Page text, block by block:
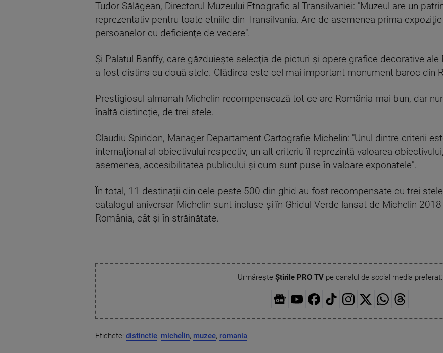
Tudor Sălăgean, Directorul Muzeului Etnografic al Transilvaniei: "Muzeul are un
reprezentativ pentru toate etniile din Transilvania. Are de asemenea prima
persoanelor cu deficienţe de vedere".
Şi Palatul Banffy, care găzduieşte selecţia de picturi şi opere grafice decorative ale
a fost distins cu două stele. Clădirea este cel mai important monument baroc din
Prestigiosul almanah Michelin recompensează tot ce are România mai bun, dar
înaltă distincție, de trei stele.
Claudiu Spiridon, Manager Departament Cartografie Michelin: "Unul dintre criterii
internaţional al obiectivului respectiv, un alt criteriu îl reprezintă valoarea
asemenea, accesibilitatea publicului şi cum sunt puse în valoare exponatele".
În total, 11 destinații din cele peste 500 din ghid au fost recompensate cu trei
catalogul aniversar Michelin sunt incluse şi în Ghidul Verde lansat de Michelin
România, cât şi în străinătate.
Urmărește Știrile PRO TVpe canalul de social media preferat:
Etichete: distinctie, michelin, muzee, romania,